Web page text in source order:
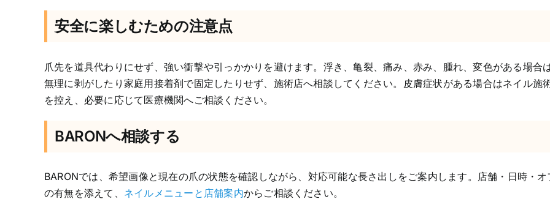
安全に楽しむための注意点
爪先を道具代わりにせず、強い衝撃や引っかかりを避けます。浮き、亀裂、痛み、赤み、腫れ、変色がある場合
無理に剥がしたり家庭用接着剤で固定したりせず、施術店へ相談してください。皮膚症状がある場合はネイル施
を控え、必要に応じて医療機関へご相談ください。
BARONへ相談する
BARONでは、希望画像と現在の爪の状態を確認しながら、対応可能な長さ出しをご案内します。店舗・日時・オ
の有無を添えて、 ネイルメニューと店舗案内からご相談ください。
ネ
ル
プ
の